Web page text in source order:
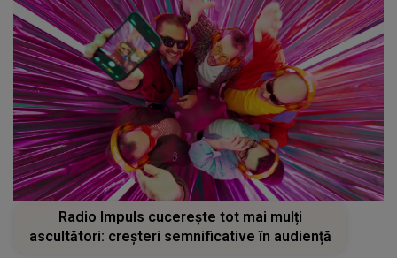
Radio Impuls cucerește tot mai mulți
ascultători: creșteri semnificative în audiență